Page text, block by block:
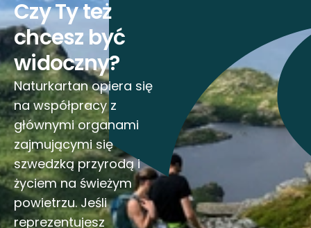
Czy Ty też
chcesz być
widoczny?
Naturkartan opiera się
na współpracy z
głównymi organami
zajmującymi się
szwedzką przyrodą i
życiem na świeżym
powietrzu. Jeśli
reprezentujesz